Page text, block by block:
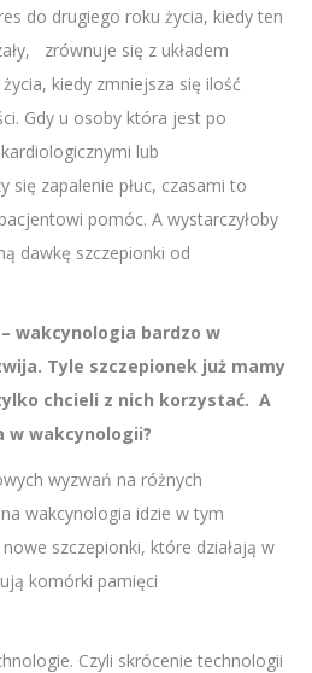
do drugiego roku życia, kiedy ten
zrównuje się z układem
kiedy zmniejsza się ilość
Gdy u osoby która jest po
lub
się zapalenie płuc, czasami to
pomóc. A wystarczyłoby
dawkę szczepionki od
wakcynologia bardzo w
Tyle szczepionek już mamy
chcieli z nich korzystać. A
w wakcynologii?
wyzwań na różnych
wakcynologia idzie w tym
szczepionki, które działają w
komórki pamięci
Czyli skrócenie technologii